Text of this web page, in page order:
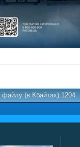
файлу (в Кбайтах):1204